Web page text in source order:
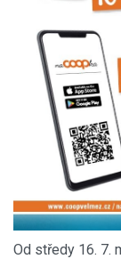
Od středy 16. 7.